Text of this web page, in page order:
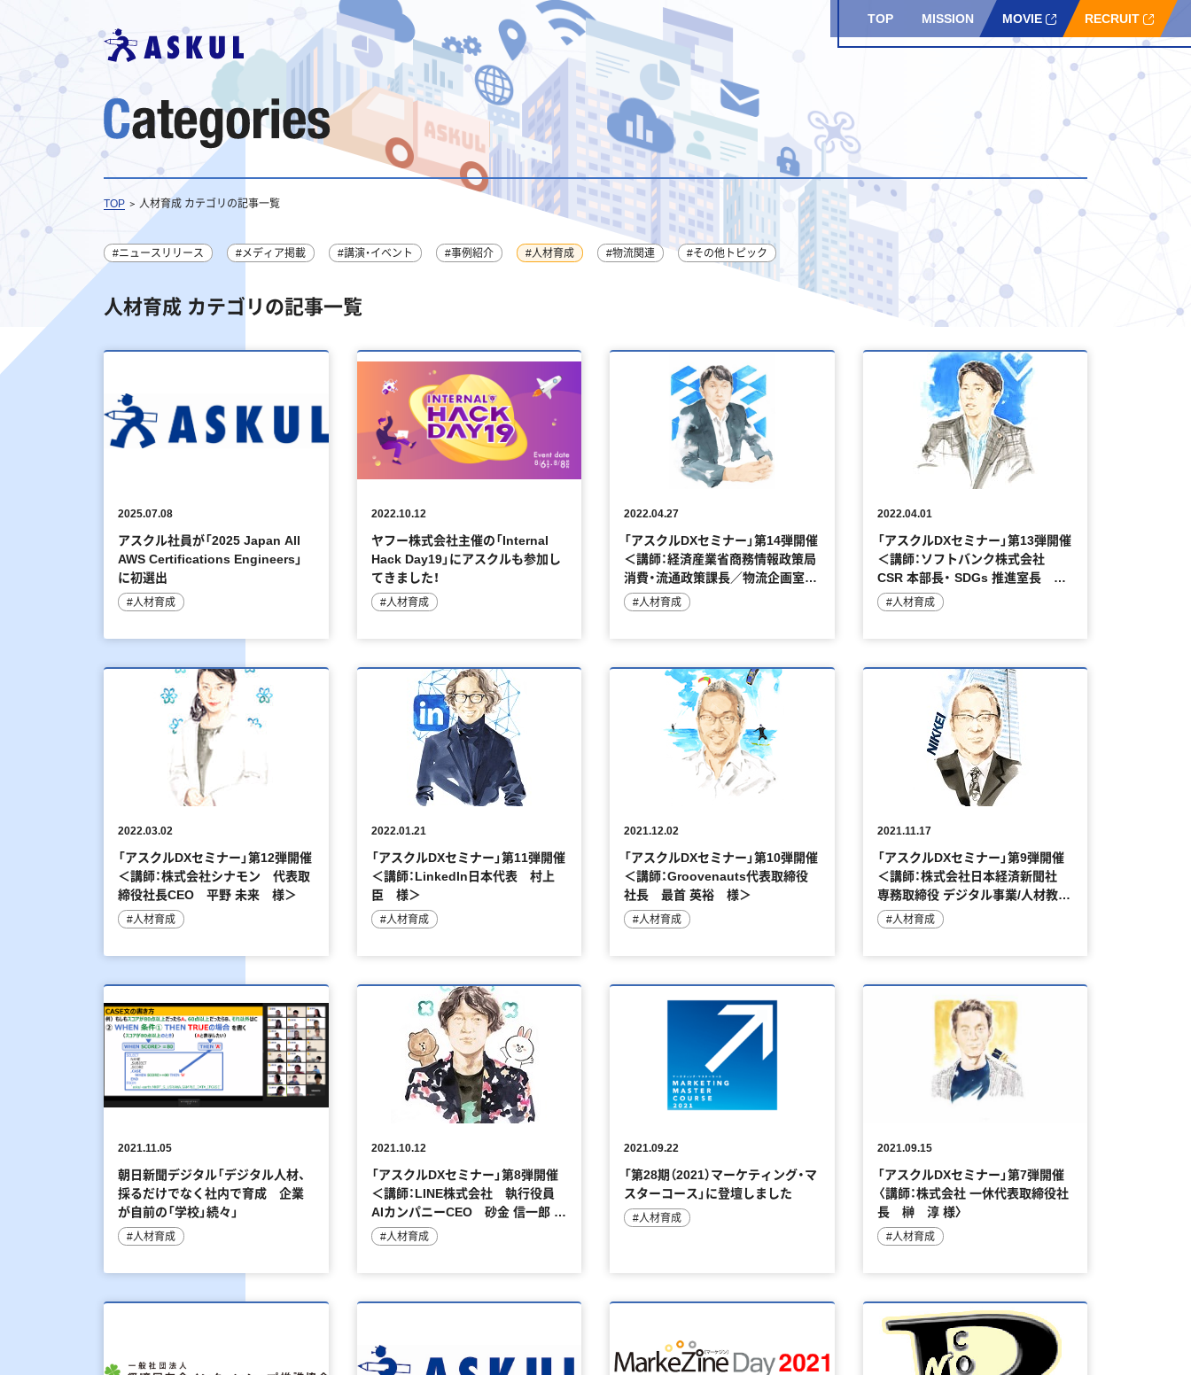
TOP MISSION MOVIE RECRUIT
TOP 人材育成 カテゴリの記事一覧
#ニュースリリース #メディア掲載 #講演・イベント #事例紹介 #人材育成 #物流関連 #その他トピック
人材育成 カテゴリの記事一覧
2025.07.08
アスクル社員が「2025 Japan All
AWS Certifications Engineers」
に初選出
#人材育成
2022.10.12
ヤフー株式会社主催の「Internal
Hack Day19」にアスクルも参加し
てきました！
#人材育成
2022.04.27
「アスクルDXセミナー」第14弾開催
＜講師：経済産業省商務情報政策局
消費・流通政策課長／物流企画室
長 中野 剛志 様＞
#人材育成
2022.04.01
「アスクルDXセミナー」第13弾開催
＜講師：ソフトバンク株式会社
CSR 本部長・ SDGs 推進室長 池
田 昌人 様＞
#人材育成
2022.03.02
「アスクルDXセミナー」第12弾開催
＜講師：株式会社シナモン 代表取
締役社長CEO 平野 未来 様＞
#人材育成
2022.01.21
「アスクルDXセミナー」第11弾開催
＜講師：LinkedIn日本代表 村上
臣 様＞
#人材育成
2021.12.02
「アスクルDXセミナー」第10弾開催
＜講師：Groovenauts代表取締役
社長 最首 英裕 様＞
#人材育成
2021.11.17
「アスクルDXセミナー」第9弾開催
＜講師：株式会社日本経済新聞社
専務取締役 デジタル事業/人材教育
事業統括、日経イノベーション・ラ
ボ所長 渡辺 洋之 様＞
#人材育成
2021.11.05
朝日新聞デジタル「デジタル人材、
採るだけでなく社内で育成 企業
が自前の「学校」続々」
#人材育成
2021.10.12
「アスクルDXセミナー」第8弾開催
＜講師：LINE株式会社 執行役員
AIカンパニーCEO 砂金 信一郎 様
＞#人材育成
2021.09.22
「第28期（2021）マーケティング・マ
スターコース」に登壇しました
#人材育成
2021.09.15
「アスクルDXセミナー」第7弾開催
〈講師：株式会社 一休代表取締役社
長 榊 淳 様〉
#人材育成